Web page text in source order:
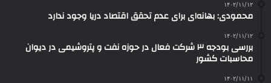
۱۴۰۲/۱۱/۱۲
محمودی: بهانه‌ای برای عدم تحقق اقتصاد دریا وجود ندارد
۱۴۰۲/۱۱/۱۲
بررسی بودجه ۳ شرکت‌ فعال در حوزه نفت و پتروشیمی در دیوان
محاسبات کشور
۱۴۰۲/۱۱/۱۱